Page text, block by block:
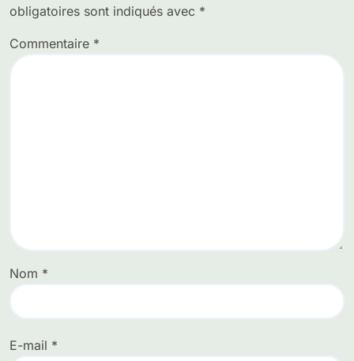
obligatoires sont indiqués avec *
Commentaire *
Nom *
E-mail *